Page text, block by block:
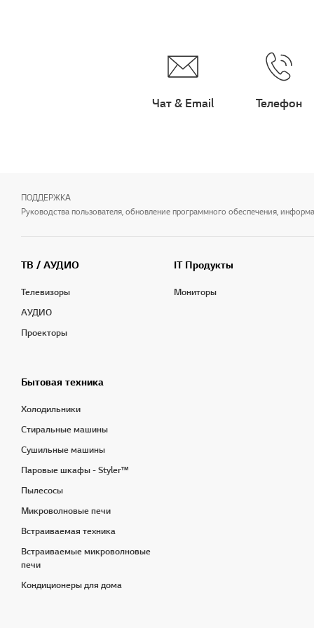
Чат & Email Телефон
ПОДДЕРЖКА
Руководства пользователя, обновление программного обеспечения,
ТВ / АУДИО
Телевизоры
АУДИО
Проекторы
IT Продукты
Мониторы
Бытовая техника
Холодильники
Стиральные машины
Сушильные машины
Паровые шкафы - Styler™
Пылесосы
Микроволновые печи
Встраиваемая техника
Встраиваемые микроволновые
печи
Кондиционеры для дома